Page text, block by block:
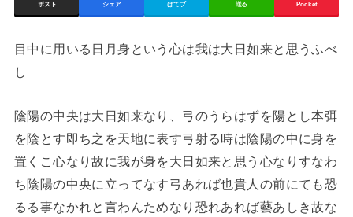
ポスト シェア はてブ 送る Pocket
目中に用いる日月身という心は我は大日如来と思うふべ
し
陰陽の中央は大日如来なり、弓のうらはずを陽とし本弭
を陰とす即ち之を天地に表す弓射る時は陰陽の中に身を
置くこ心なり故に我が身を大日如来と思う心なりすなわ
ち陰陽の中央に立ってなす弓あれば也貴人の前にても恐
るる事なかれと言わんためなり恐れあれば藝あしき故な